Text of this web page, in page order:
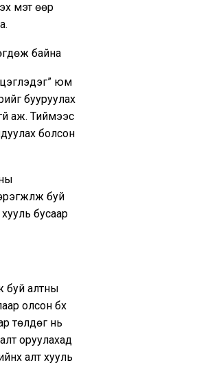
мэт өөр
байна
юм
бууруулах
аж. Тиймээс
болсон
буй
бусаар
буй алтны
олсон бүх
төлдөг нь
оруулахад
алт хууль